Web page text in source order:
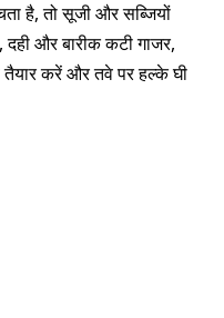
है, तो सूजी और सब्जियों
और बारीक कटी गाजर,
तैयार करें और तवे पर हल्के घी